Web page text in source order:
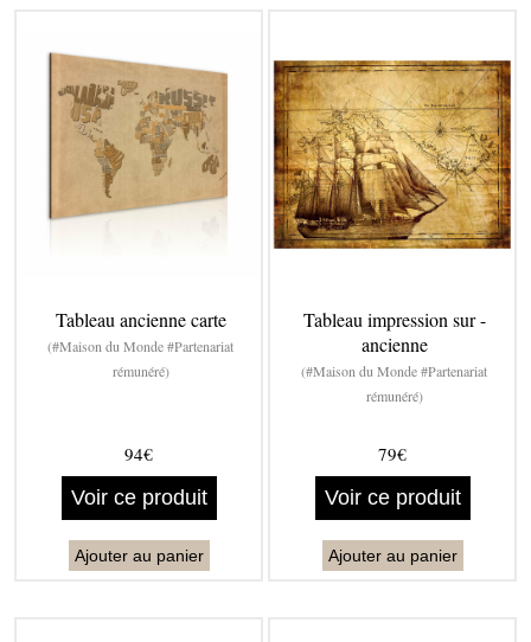
Tableau ancienne carte
(#Maison du Monde #Partenariat
rémunéré)
94€
Voir ce produit
Ajouter au panier
Tableau impression sur -
ancienne
(#Maison du Monde #Partenariat
rémunéré)
79€
Voir ce produit
Ajouter au panier